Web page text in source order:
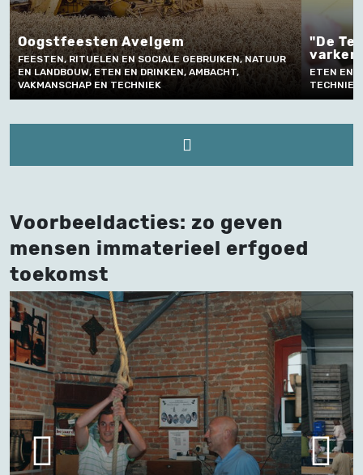
"De Terter" een opgevulde
varkenspoot
ETEN EN DRINKEN, AMBACHT, VAKMANSCHAP EN
TECHNIEK
EN
Voorbeeldacties: zo geven
mensen immaterieel erfgoed
toekomst